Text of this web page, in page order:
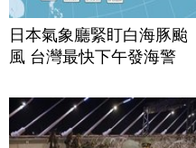
日本氣象廳緊盯白海豚颱
風 台灣最快下午發海警